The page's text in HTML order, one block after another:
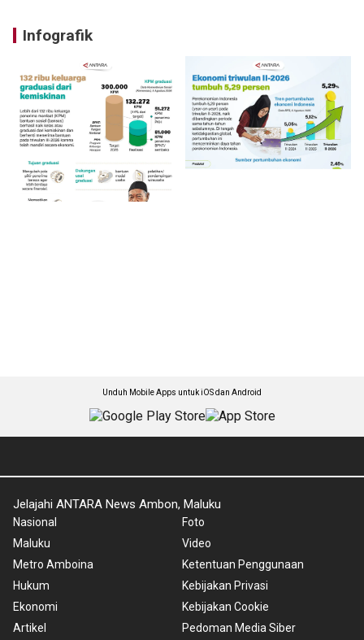
Infografik
Unduh Mobile Apps untuk iOS dan Android
Jelajahi ANTARA News Ambon, Maluku
Nasional
Maluku
Metro Amboina
Hukum
Ekonomi
Artikel
Foto
Video
Ketentuan Penggunaan
Kebijakan Privasi
Kebijakan Cookie
Pedoman Media Siber